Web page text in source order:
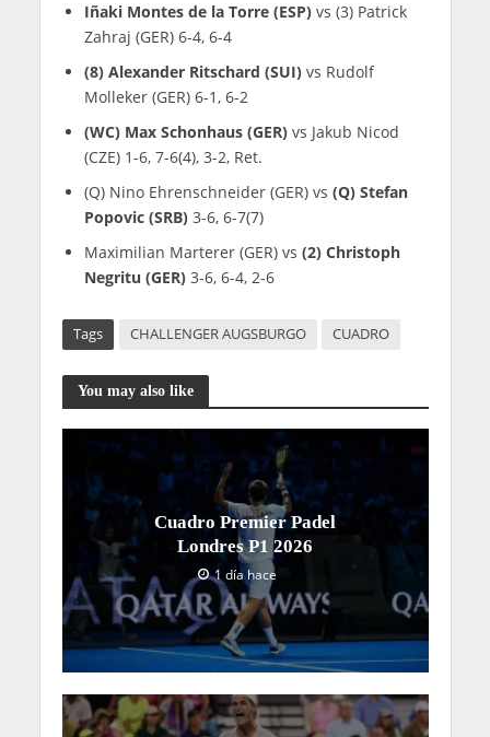
Iñaki Montes de la Torre (ESP)vs (3) Patrick
Zahraj (GER) 6-4, 6-4
(8) Alexander Ritschard (SUI)vs Rudolf
Molleker (GER) 6-1, 6-2
(WC) Max Schonhaus (GER)vs Jakub Nicod
(CZE) 1-6, 7-6(4), 3-2, Ret.
(Q) Nino Ehrenschneider (GER) vs (Q) Stefan
Popovic (SRB)3-6, 6-7(7)
Maximilian Marterer (GER) vs (2) Christoph
Negritu (GER)3-6, 6-4, 2-6
Tags CHALLENGER AUGSBURGO CUADRO
You may also like
Cuadro Premier Padel
Londres P1 2026
1 día hace